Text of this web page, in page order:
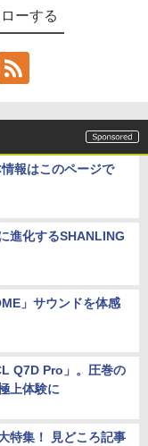
ーする
報はこのページで
進化するSHANLING
」サウンドを体感
Q7D Pro」。圧巻の
上体験に
特集！ 見どころ記事